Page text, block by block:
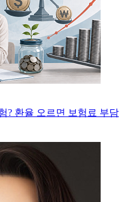
? 환율 오르면 보험료 부담